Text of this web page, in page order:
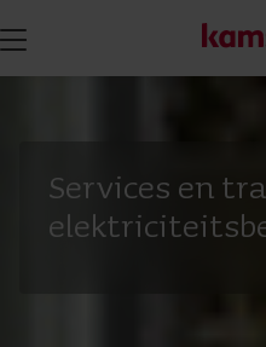
Services en